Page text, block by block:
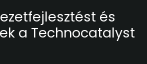
és
a Technocatalyst